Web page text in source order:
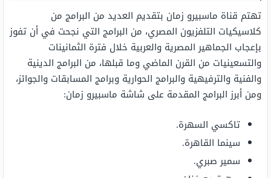
تهتم قناة ماسبيرو زمان بتقديم العديد من البرامج من
كلاسيكيات التلفزيون المصري، من البرامج التي نجحت في أن تفوز
بإعجاب الجماهير المصرية والعربية خلال فترة الثمانينات
والتسعينيات من القرن الماضي وما قبلها، من البرامج الدينية
والفنية والترفيهية والبرامج الحوارية وبرامج المسابقات والجوائز،
ومن أبرز البرامج المقدمة على شاشة ماسبيرو زمان:
تاكسي السهرة.
سينما القاهرة.
سمير صبري.